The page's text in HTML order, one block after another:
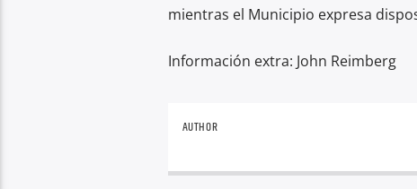
mientras el Municipio expresa
Información extra: John Reimberg
AUTHOR